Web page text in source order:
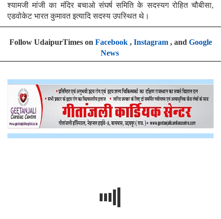
श्यामजी मांजी का मंदिर बचाओ संघर्ष समिति के सदस्यग रोहित चौबीसा,
एडवोकेट भारत कुमावत इत्यादि सदस्य उपस्थित थे।
Follow UdaipurTimes on Facebook, Instagram, and Google
News